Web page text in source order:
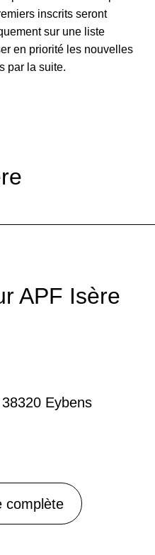
inscrits seront
sur une liste
en priorité les nouvelles
par la suite.
APF Isère
Eybens
complète